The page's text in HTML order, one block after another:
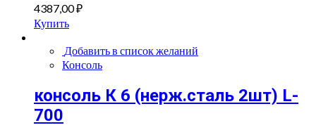
4387,00₽
Купить
Добавить в список желаний
Консоль
консоль К 6 (нерж.сталь 2шт) L-
700